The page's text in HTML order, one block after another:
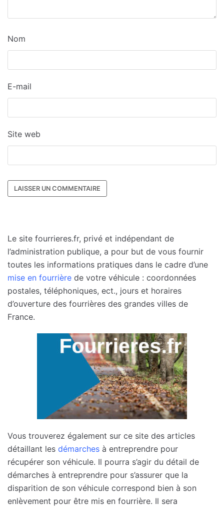
Nom
E-mail
Site web
Le site fourrieres.fr, privé et indépendant de
l’administration publique, a pour but de vous fournir
toutes les informations pratiques dans le cadre d’une
mise en fourrière de votre véhicule : coordonnées
postales, téléphoniques, ect., jours et horaires
d’ouverture des fourrières des grandes villes de
France.
Vous trouverez également sur ce site des articles
détaillant les démarches à entreprendre pour
récupérer son véhicule. Il pourra s’agir du détail de
démarches à entreprendre pour s’assurer que la
disparition de son véhicule correspond bien à son
enlèvement pour être mis en fourrière. Il sera